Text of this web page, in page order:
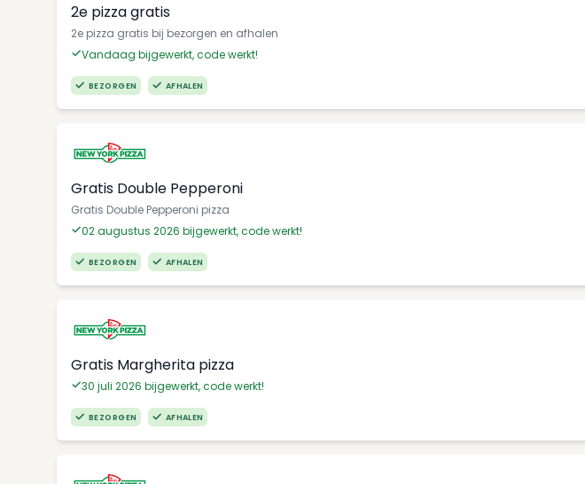
2e pizza gratis
2e pizza gratis bij bezorgen en afhalen
Vandaag bijgewerkt, code werkt!
BEZORGEN AFHALEN
Gratis Double Pepperoni
Gratis Double Pepperoni pizza
02 augustus 2026 bijgewerkt, code werkt!
BEZORGEN AFHALEN
Gratis Margherita pizza
30 juli 2026 bijgewerkt, code werkt!
BEZORGEN AFHALEN